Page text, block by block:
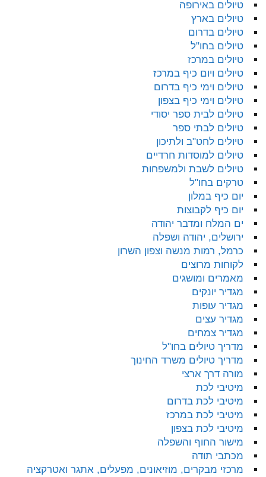
טיולים באירופה
טיולים בארץ
טיולים בדרום
טיולים בחו"ל
טיולים במרכז
טיולים ויום כיף במרכז
טיולים וימי כיף בדרום
טיולים וימי כיף בצפון
טיולים לבית ספר יסודי
טיולים לבתי ספר
טיולים לחט"ב ולתיכון
טיולים למוסדות חרדיים
טיולים לשבת ולמשפחות
טרקים בחו"ל
יום כיף במלון
יום כיף לקבוצות
ים המלח ומדבר יהודה
ירושלים, יהודה ושפלה
כרמל, רמות מנשה וצפון השרון
לקוחות מרוצים
מאמרים ומושגים
מגדיר יונקים
מגדיר עופות
מגדיר עצים
מגדיר צמחים
מדריך טיולים בחו"ל
מדריך טיולים משרד החינוך
מורה דרך ארצי
מיטיבי לכת
מיטיבי לכת בדרום
מיטיבי לכת במרכז
מיטיבי לכת בצפון
מישור החוף והשפלה
מכתבי תודה
מרכזי מבקרים, מוזיאונים, מפעלים, אתגר ואטרקציה